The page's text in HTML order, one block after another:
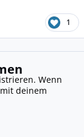
1
Wenn
deinem